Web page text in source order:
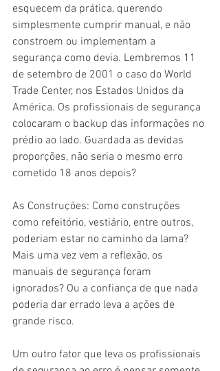
esquecem da prática, querendo
simplesmente cumprir manual, e não
constroem ou implementam a
segurança como devia. Lembremos 11
de setembro de 2001 o caso do World
Trade Center, nos Estados Unidos da
América. Os profissionais de segurança
colocaram o backup das informações no
prédio ao lado. Guardada as devidas
proporções, não seria o mesmo erro
cometido 18 anos depois?
As Construções: Como construções
como refeitório, vestiário, entre outros,
poderiam estar no caminho da lama?
Mais uma vez vem a reflexão, os
manuais de segurança foram
ignorados? Ou a confiança de que nada
poderia dar errado leva a ações de
grande risco.
Um outro fator que leva os profissionais